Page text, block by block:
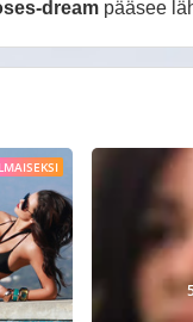
dream pääsee